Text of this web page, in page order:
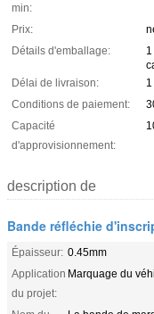
min:
Prix:
Détails d'emballage:
Délai de livraison:
Conditions de paiement:
Capacité
d'approvisionnement:
description de
Bande réfléchie
Épaisseur: 0.45mm
Application
du projet:
Marquage du